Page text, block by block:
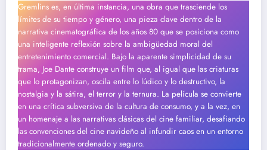
Gremlins es, en última instancia, una obra que trasciende los
límites de su tiempo y género, una pieza clave dentro de la
narrativa cinematográfica de los años 80 que se posiciona como
una inteligente reflexión sobre la ambigüedad moral del
entretenimiento comercial. Bajo la aparente simplicidad de su
trama, Joe Dante construye un film que, al igual que las criaturas
que lo protagonizan, oscila entre lo lúdico y lo destructivo, la
nostalgia y la sátira, el terror y la ternura. La película se convierte
en una crítica subversiva de la cultura de consumo, y a la vez, en
un homenaje a las narrativas clásicas del cine familiar, desafiando
las convenciones del cine navideño al infundir caos en un entorno
tradicionalmente ordenado y seguro.